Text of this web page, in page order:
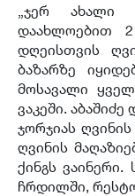
„ჯერ ახალი
დაახლოებით
დღეისთვის
ბაზარზე
მოსავალი
ვაკეში.
ჯორჯიას
ღვინის
ქინგს ვაინერი.
ჩრდილში,